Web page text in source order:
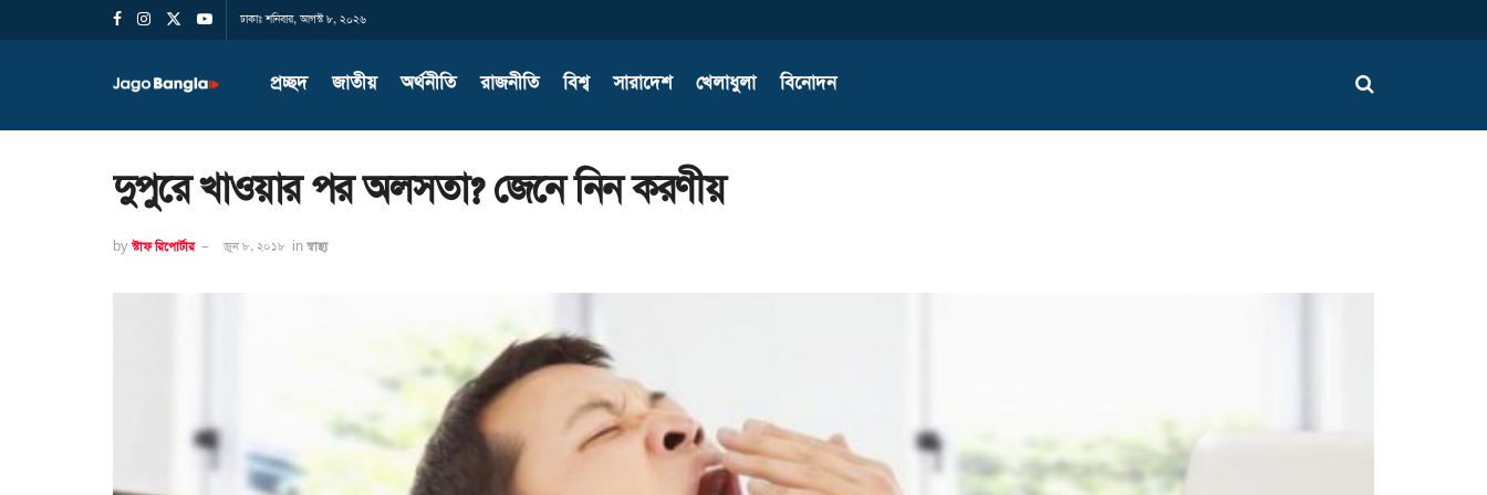
ঢাকাঃ শনিবার, আগস্ট ৮, ২০২৬
প্রচ্ছদ জাতীয় অর্থনীতি রাজনীতি বিশ্ব সারাদেশ খেলাধুলা বিনোদন
দুপুরে খাওয়ার পর অলসতা? জেনে নিন করণীয়
by স্টাফ রিপোর্টার জুন ৮, ২০১৮ in স্বাস্থ্য